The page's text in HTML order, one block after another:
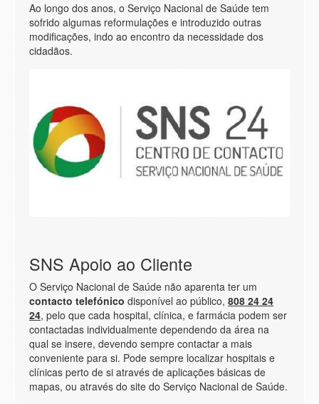
Ao longo dos anos, o Serviço Nacional de Saúde tem
sofrido algumas reformulações e introduzido outras
modificações, indo ao encontro da necessidade dos
cidadãos.
SNS Apoio ao Cliente
O Serviço Nacional de Saúde não aparenta ter um
contacto telefónico disponível ao público, 808 24 24
24, pelo que cada hospital, clínica, e farmácia podem ser
contactadas individualmente dependendo da área na
qual se insere, devendo sempre contactar a mais
conveniente para si. Pode sempre localizar hospitais e
clínicas perto de si através de aplicações básicas de
mapas, ou através do site do Serviço Nacional de Saúde.